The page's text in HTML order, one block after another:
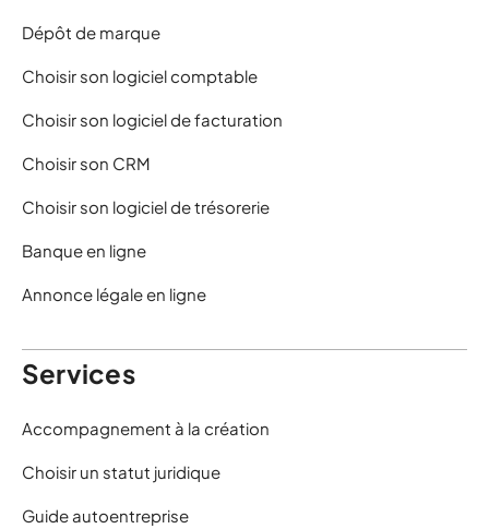
Dépôt de marque
Choisir son logiciel comptable
Choisir son logiciel de facturation
Choisir son CRM
Choisir son logiciel de trésorerie
Banque en ligne
Annonce légale en ligne
Services
Accompagnement à la création
Choisir un statut juridique
Guide autoentreprise